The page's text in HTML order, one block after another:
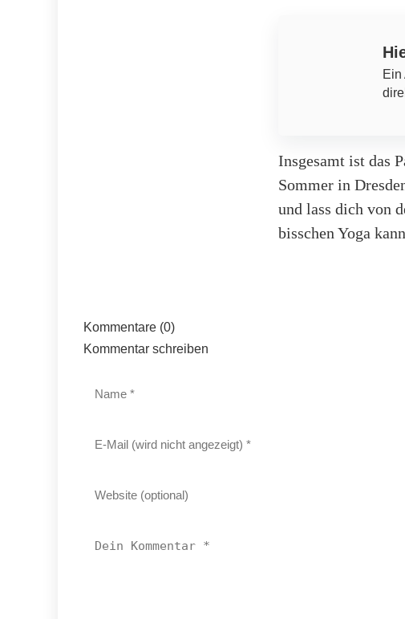
Ein
Insgesamt ist das
Sommer in
und lass dich von
bisschen Yoga
Kommentare (0)
Kommentar schreiben